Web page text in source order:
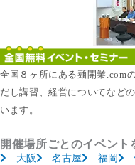
全国８ヶ所にある麺開業.com
だし講習、経営についてなど
います。
開催場所ごとのイベント
大阪 名古屋 福岡